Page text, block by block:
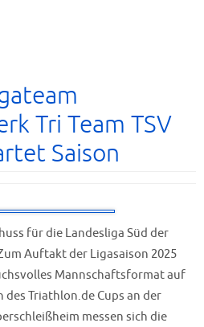
Tri Team TSV
Saison
für die Landesliga Süd der
Auftakt der Ligasaison 2025
Mannschaftsformat auf
des Triathlon.de Cups an der
messen sich die